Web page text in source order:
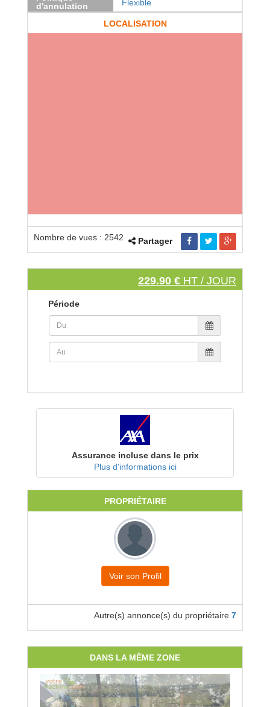
d'annulation
Flexible
LOCALISATION
Nombre de vues : 2542 Partager
229.90 € HT / JOUR
Période
Assurance incluse dans le prix
Plus d'informations ici
PROPRIÉTAIRE
Voir son Profil
Autre(s) annonce(s) du propriétaire 7
DANS LA MÊME ZONE